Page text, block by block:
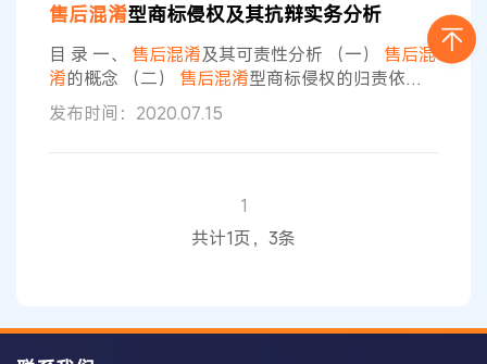
认不侵害商标权纠纷一案，近日已由最高人民法院
作出再审裁定：驳回山东临沂开元教育设备有限公
司的再审申请。 起诉： 2017年9月
售后混淆型商标侵权及其抗辩实务分析
目 录 一、 售后混淆及其可责性分析 （一） 售后混
淆的概念 （二） 售后混淆型商标侵权的归责依据
二、售后 混淆在我国商标司法实践中的应用 （一）
售后混淆 构成商标侵权的典型判例 （二）
商标性使用的抗辩 （三） 自有注册商标具有较高
混淆中
发布时间：2020.07.15
1
共计1页，3条